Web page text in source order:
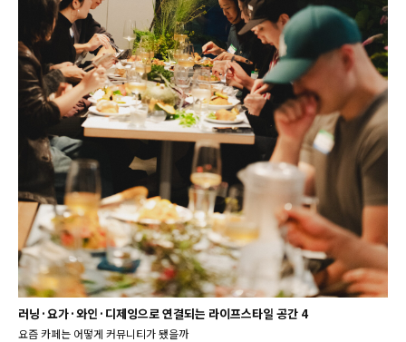
러닝·요가·와인·디제잉으로 연결되는 라이프스타일 공간 4
요즘 카페는 어떻게 커뮤니티가 됐을까